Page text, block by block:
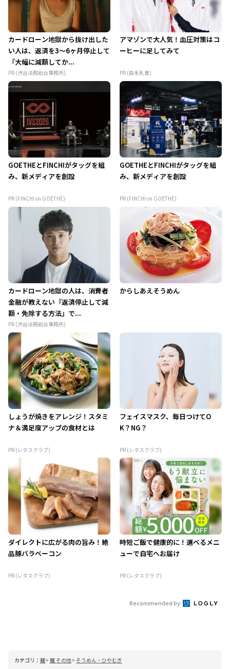
カードローン地獄から抜け出した
い人は、返済を3～6ヶ月停止して
『大幅に減額してか...
PR (渋谷法務総合事務所)
アマゾンで大人気！血圧対策はコ
ーヒーに足してみて
PR (森永乳業)
GOETHEとFINCHIがタッグを組
み、新メディアを創設
PR (FINCHI on GOETHE)
GOETHEとFINCHIがタッグを組
み、新メディアを創設
PR (FINCHI on GOETHE)
カードローン地獄の人は、消費者
金融が教えない『返済停止して減
額・免除する方法』で...
PR (渋谷法務総合事務所)
からしあえそうめん
しょうが焼きをアレンジ！スタミ
ナ＆満足度アップの食材とは
PR (レタスクラブ)
フェイスマスク、毎日つけてO
K？NG？
PR (レタスクラブ)
ダイレクトに広がる肉の旨み！絶
品豚バラベーコン
PR (レタスクラブ)
時短ご飯で健康的に！選べるメニ
ューで自宅へお届け
PR (レタスクラブ)
Recommended by
カテゴリ： 麺 麺 その他 そうめん・ひやむぎ